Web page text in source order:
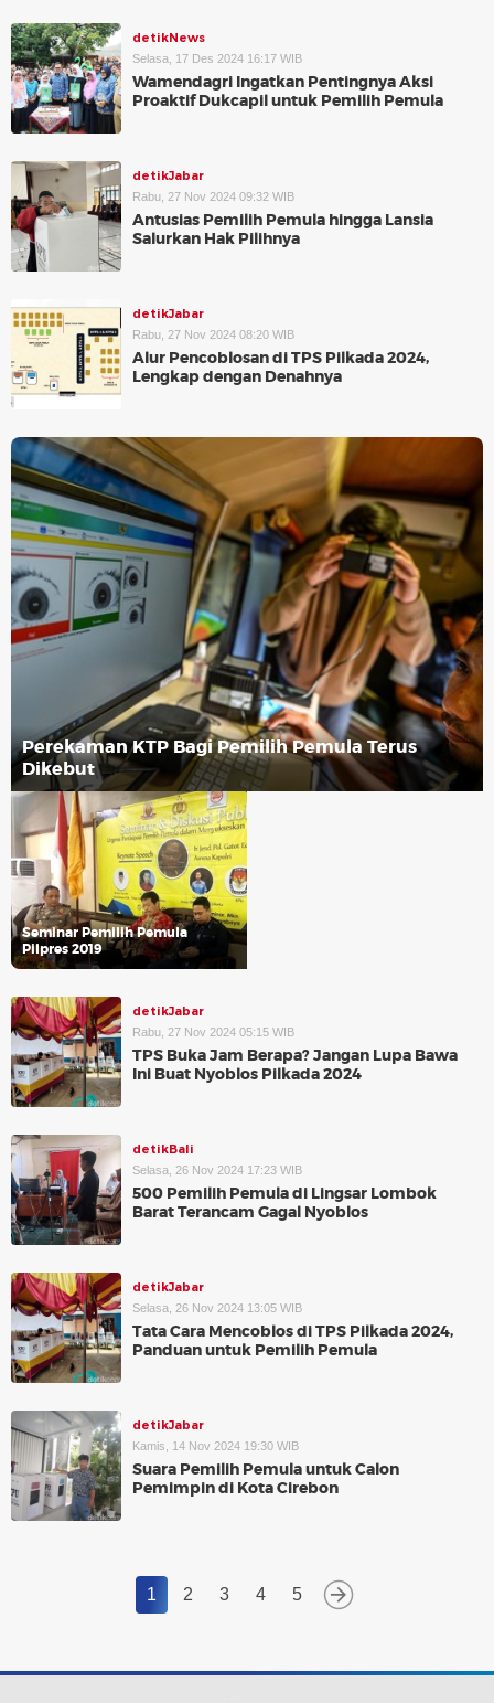
detikNews
Selasa, 17 Des 2024 16:17 WIB
Wamendagri Ingatkan Pentingnya Aksi
Proaktif Dukcapil untuk Pemilih Pemula
detikJabar
Rabu, 27 Nov 2024 09:32 WIB
Antusias Pemilih Pemula hingga Lansia
Salurkan Hak Pilihnya
detikJabar
Rabu, 27 Nov 2024 08:20 WIB
Alur Pencoblosan di TPS Pilkada 2024,
Lengkap dengan Denahnya
Perekaman KTP Bagi Pemilih Pemula Terus
Dikebut
Seminar Pemilih Pemula
Pilpres 2019
detikJabar
Rabu, 27 Nov 2024 05:15 WIB
TPS Buka Jam Berapa? Jangan Lupa Bawa
Ini Buat Nyoblos Pilkada 2024
detikBali
Selasa, 26 Nov 2024 17:23 WIB
500 Pemilih Pemula di Lingsar Lombok
Barat Terancam Gagal Nyoblos
detikJabar
Selasa, 26 Nov 2024 13:05 WIB
Tata Cara Mencoblos di TPS Pilkada 2024,
Panduan untuk Pemilih Pemula
detikJabar
Kamis, 14 Nov 2024 19:30 WIB
Suara Pemilih Pemula untuk Calon
Pemimpin di Kota Cirebon
1 2 3 4 5